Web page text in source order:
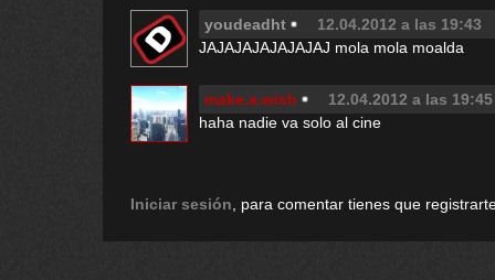
youdeadht
12.04.2012 a las 19:43
JAJAJAJAJAJAJAJ mola mola moalda
make.a.wish
12.04.2012 a las 19:45
haha nadie va solo al cine
Iniciar sesión , para comentar tienes que